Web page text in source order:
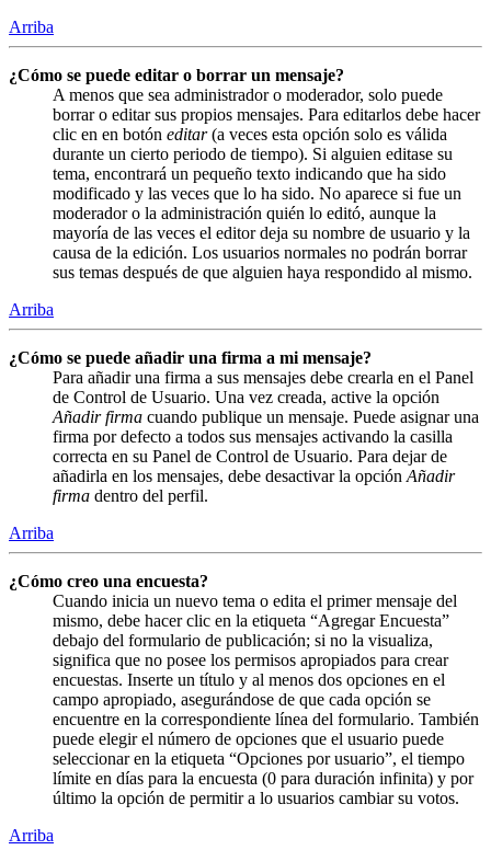
Arriba
¿Cómo se puede editar o borrar un mensaje?
A menos que sea administrador o moderador, solo puede
borrar o editar sus propios mensajes. Para editarlos debe hacer
clic en en botón editar(a veces esta opción solo es válida
durante un cierto periodo de tiempo). Si alguien editase su
tema, encontrará un pequeño texto indicando que ha sido
modificado y las veces que lo ha sido. No aparece si fue un
moderador o la administración quién lo editó, aunque la
mayoría de las veces el editor deja su nombre de usuario y la
causa de la edición. Los usuarios normales no podrán borrar
sus temas después de que alguien haya respondido al mismo.
Arriba
¿Cómo se puede añadir una firma a mi mensaje?
Para añadir una firma a sus mensajes debe crearla en el Panel
de Control de Usuario. Una vez creada, active la opción
Añadir firma cuando publique un mensaje. Puede asignar una
firma por defecto a todos sus mensajes activando la casilla
correcta en su Panel de Control de Usuario. Para dejar de
añadirla en los mensajes, debe desactivar la opción Añadir
firma dentro del perfil.
Arriba
¿Cómo creo una encuesta?
Cuando inicia un nuevo tema o edita el primer mensaje del
mismo, debe hacer clic en la etiqueta “Agregar Encuesta”
debajo del formulario de publicación; si no la visualiza,
significa que no posee los permisos apropiados para crear
encuestas. Inserte un título y al menos dos opciones en el
campo apropiado, asegurándose de que cada opción se
encuentre en la correspondiente línea del formulario. También
puede elegir el número de opciones que el usuario puede
seleccionar en la etiqueta “Opciones por usuario”, el tiempo
límite en días para la encuesta (0 para duración infinita) y por
último la opción de permitir a lo usuarios cambiar su votos.
Arriba